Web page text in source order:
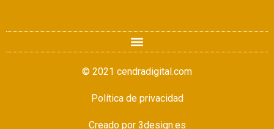
© 2021 cendradigital.com
Política de privacidad
Creado por 3design.es